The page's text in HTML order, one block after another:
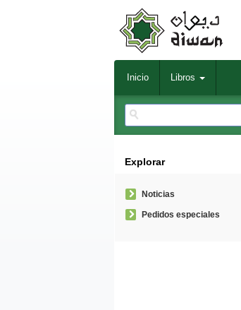
Inicio Libros
Explorar
Noticias
Pedidos especiales